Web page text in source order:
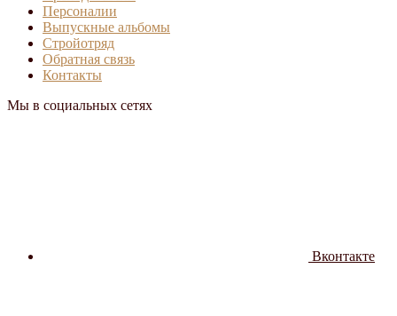
Персоналии
Выпускные альбомы
Стройотряд
Обратная связь
Контакты
Мы в социальных сетях
Вконтакте